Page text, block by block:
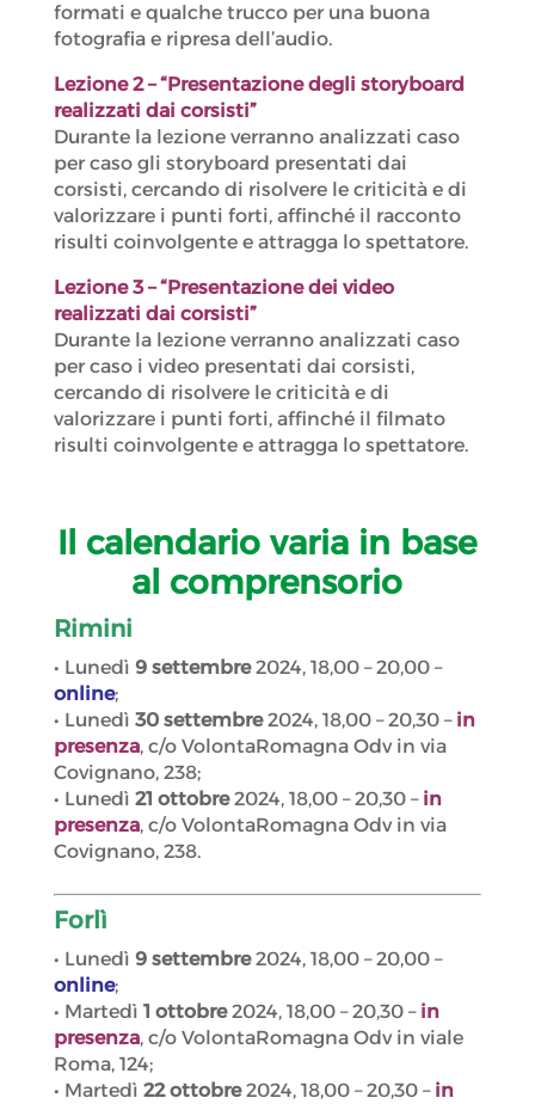
formati e qualche trucco per una buona
fotografia e ripresa dell’audio.
Lezione 2 – “Presentazione degli storyboard
realizzati dai corsisti”
Durante la lezione verranno analizzati caso
per caso gli storyboard presentati dai
corsisti, cercando di risolvere le criticità e di
valorizzare i punti forti, affinché il racconto
risulti coinvolgente e attragga lo spettatore.
Lezione 3 – “Presentazione dei video
realizzati dai corsisti”
Durante la lezione verranno analizzati caso
per caso i video presentati dai corsisti,
cercando di risolvere le criticità e di
valorizzare i punti forti, affinché il filmato
risulti coinvolgente e attragga lo spettatore.
Il calendario varia in base
al comprensorio
Rimini
• Lunedì 9 settembre2024, 18,00 – 20,00 –
online;
• Lunedì 30 settembre2024, 18,00 – 20,30 – in
presenza, c/o VolontaRomagna Odv in via
Covignano, 238;
• Lunedì 21 ottobre2024, 18,00 – 20,30 – in
presenza, c/o VolontaRomagna Odv in via
Covignano, 238.
Forlì
• Lunedì 9 settembre2024, 18,00 – 20,00 –
online;
• Martedì 1 ottobre2024, 18,00 – 20,30 – in
presenza, c/o VolontaRomagna Odv in viale
Roma, 124;
• Martedì 22 ottobre2024, 18,00 – 20,30 – in